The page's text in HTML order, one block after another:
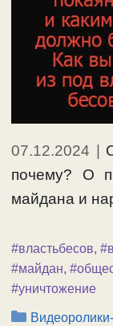
07.12.2024 |
почему? О
майдана и
#властьбесов,
#майдан,
#уничтожение
Рубрики